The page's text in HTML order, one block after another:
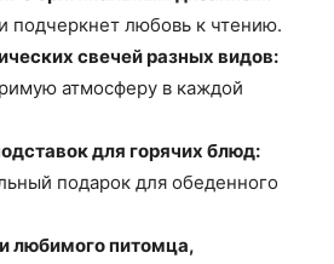
подчеркнет любовь к чтению.
свечей разных видов:
атмосферу в каждой
для горячих блюд:
подарок для обеденного
любимого питомца,